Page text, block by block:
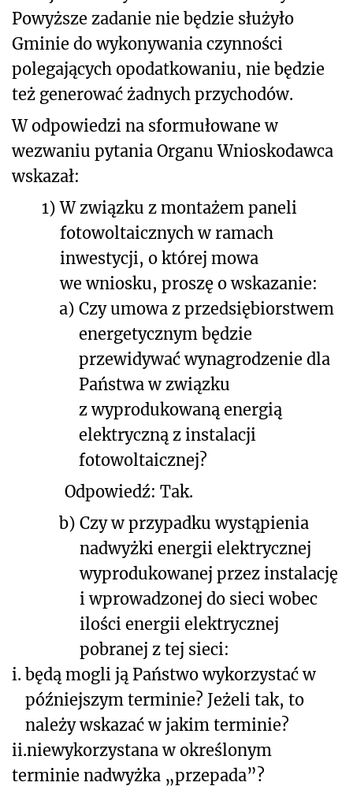
Powyższe zadanie nie będzie służyło
Gminie do wykonywania czynności
polegających opodatkowaniu, nie będzie
też generować żadnych przychodów.
W odpowiedzi na sformułowane w
wezwaniu pytania Organu Wnioskodawca
wskazał:
1) W związku z montażem paneli
fotowoltaicznych w ramach
inwestycji, o której mowa
we wniosku, proszę o wskazanie:
a) Czy umowa z przedsiębiorstwem
energetycznym będzie
przewidywać wynagrodzenie dla
Państwa w związku
z wyprodukowaną energią
elektryczną z instalacji
fotowoltaicznej?
Odpowiedź: Tak.
b) Czy w przypadku wystąpienia
nadwyżki energii elektrycznej
wyprodukowanej przez instalację
i wprowadzonej do sieci wobec
ilości energii elektrycznej
pobranej z tej sieci:
i. będą mogli ją Państwo wykorzystać w
późniejszym terminie? Jeżeli tak, to
należy wskazać w jakim terminie?
ii.niewykorzystana w określonym
terminie nadwyżka „przepada”?